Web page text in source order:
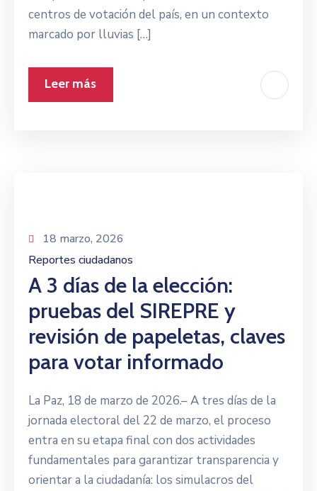
centros de votación del país, en un contexto
marcado por lluvias […]
Leer más
18 marzo, 2026
Reportes ciudadanos
A 3 días de la elección:
pruebas del SIREPRE y
revisión de papeletas, claves
para votar informado
La Paz, 18 de marzo de 2026.– A tres días de la
jornada electoral del 22 de marzo, el proceso
entra en su etapa final con dos actividades
fundamentales para garantizar transparencia y
orientar a la ciudadanía: los simulacros del